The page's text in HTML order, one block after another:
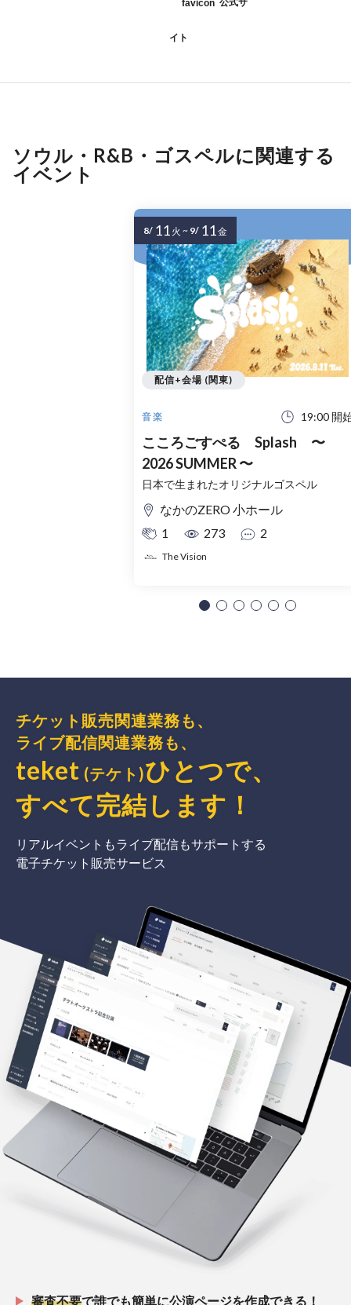
公式サ
イト
ソウル・R&B・ゴスペルに関連する
イベント
音楽 19:00 開
こころごすぺる Splash 〜
2026 SUMMER 〜
日本で生まれたオリジナルゴスペル
なかのZERO 小ホール
1
273 2
The Vision
配信+会場 (関東)
8/ 11 火 ~ 9/ 11金
チケット販売関連業務も、
ライブ配信関連業務も、
teket (テケト)ひとつで、
すべて完結 します ！
リアルイベントもライブ配信もサポートする
電子チケット販売サービス
審査不要で誰でも簡単に公演ページを作成できる！